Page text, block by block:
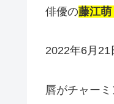
俳優の藤江
2022年6月21
唇がチャーミ